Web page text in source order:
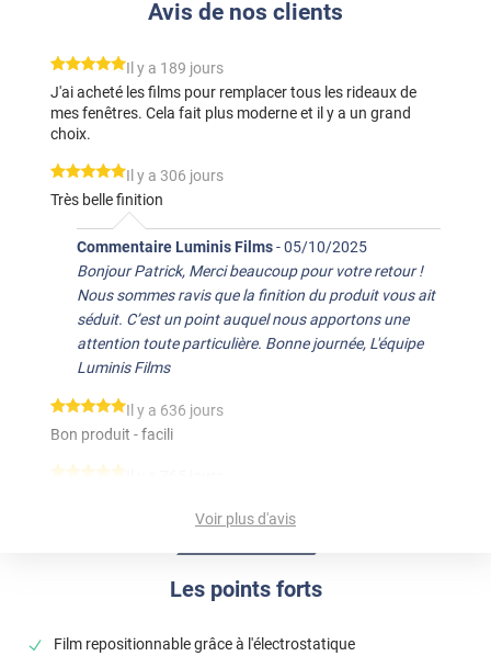
Les points forts
Film repositionnable grâce à l'électrostatique
Avis de nos clients
*****
Il y a 189 jours
J'ai acheté les films pour remplacer tous les rideaux de
mes fenêtres. Cela fait plus moderne et il y a un grand
choix.
*****
Il y a 306 jours
Très belle finition
Commentaire Luminis Films-05/10/2025
Bonjour Patrick, Merci beaucoup pour votre retour !
Nous sommes ravis que la finition du produit vous ait
séduit. C’est un point auquel nous apportons une
attention toute particulière. Bonne journée, L'équipe
Luminis Films
*****
Il y a 636 jours
Bon produit - facili
Voir plus d'avis